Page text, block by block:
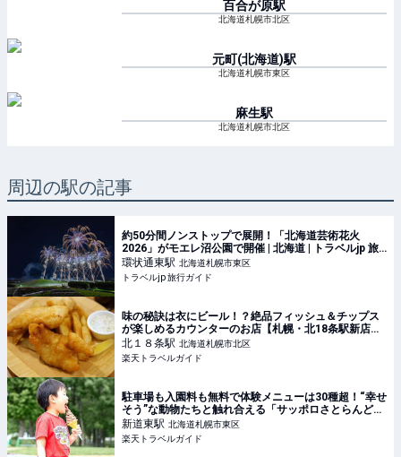
百合が原駅
北海道札幌市北区
元町(北海道)駅
北海道札幌市東区
麻生駅
北海道札幌市北区
周辺の駅の記事
約50分間ノンストップで展開！「北海道芸術花火
2026」がモエレ沼公園で開催 | 北海道 | トラベルjp 旅
行ガイド
環状通東駅 北海道札幌市東区
トラベルjp 旅行ガイド
味の秘訣は衣にビール！？絶品フィッシュ＆チップス
が楽しめるカウンターのお店【札幌・北18条駅新店】
【楽天トラベル】
北１８条駅 北海道札幌市北区
楽天トラベルガイド
駐車場も入園料も無料で体験メニューは30種超！“幸せ
そう”な動物たちと触れ合える「サッポロさとらんど」
【楽天トラベル】
新道東駅 北海道札幌市東区
楽天トラベルガイド